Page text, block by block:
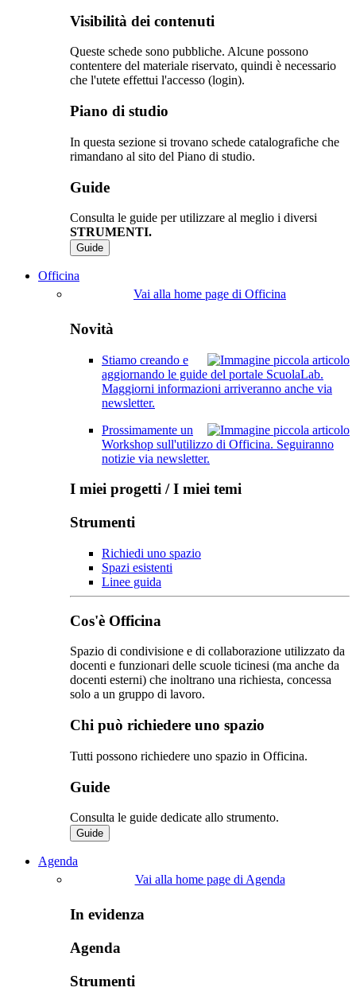
Visibilità dei contenuti
Queste schede sono pubbliche. Alcune possono
contentere del materiale riservato, quindi è necessario
che l'utete effettui l'accesso (login).
Piano di studio
In questa sezione si trovano schede catalografiche che
rimandano al sito del Piano di studio.
Guide
Consulta le guide per utilizzare al meglio i diversi
STRUMENTI.
Guide
Officina
Vai alla home page di Officina
Novità
Stiamo creando e
aggiornando le guide del portale ScuolaLab.
Maggiorni informazioni arriveranno anche via
newsletter.
Prossimamente un
Workshop sull'utilizzo di Officina. Seguiranno
notizie via newsletter.
I miei progetti / I miei temi
Strumenti
Richiedi uno spazio
Spazi esistenti
Linee guida
Cos'è Officina
Spazio di condivisione e di collaborazione utilizzato da
docenti e funzionari delle scuole ticinesi (ma anche da
docenti esterni) che inoltrano una richiesta, concessa
solo a un gruppo di lavoro.​
Chi può richiedere uno spazio
Tutti possono richiedere uno spazio in Officina.
Guide
Consulta le guide dedicate allo strumento.
Guide
Agenda
Vai alla home page di Agenda
In evidenza
Agenda
Strumenti